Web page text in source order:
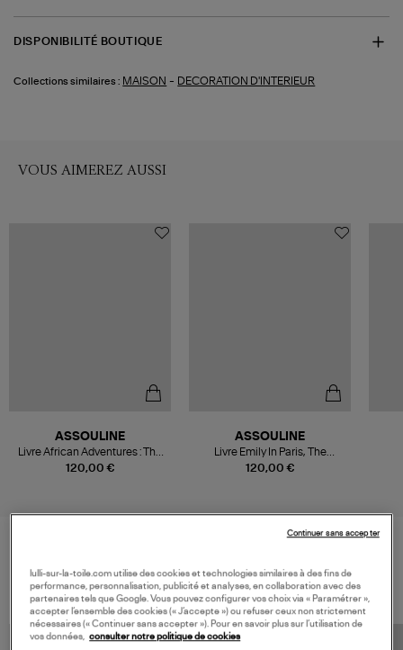
DISPONIBILITÉ BOUTIQUE
Collections similaires : MAISON - DECORATION D'INTERIEUR
VOUS AIMEREZ AUSSI
120,00 €
ASSOULINE
Livre African Adventures : The
Greatest Safari On Earth
120,00 €
ASSOULINE
Livre Emily In Paris, The
Fashion guide
VOS DERNIERS PRODUITS VUS
lulli-sur-la-toile.com utilise des cookies et technologies similaires à des fins de
performance, personnalisation, publicité et analyses, en collaboration avec des
partenaires tels que Google. Vous pouvez configurer vos choix via « Paramétrer »,
accepter l’ensemble des cookies (« J’accepte ») ou refuser ceux non strictement
nécessaires (« Continuer sans accepter »). Pour en savoir plus sur l’utilisation de
vos données, consulter notre politique de cookies
Continuer sans accepter